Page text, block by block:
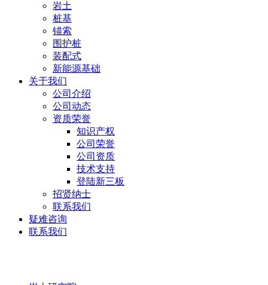
岩土
桩基
锚索
围护桩
装配式
新能源基础
关于我们
公司介绍
公司动态
资质荣誉
知识产权
公司荣誉
公司资质
技术支持
登陆新三板
招贤纳士
联系我们
疑难咨询
联系我们